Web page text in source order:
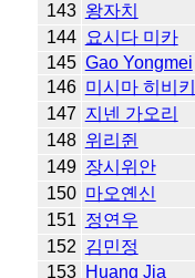
143 왕자치
144 요시다 미카
145 Gao Yongmei
146 미시마 히비키
147 지넨 가오리
148 위리쥔
149 장시위안
150 마오옌신
151 정연우
152 김민정
153 Huang Jia